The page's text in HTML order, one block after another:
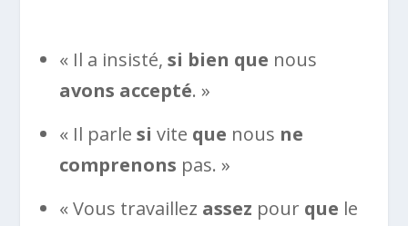
« Il a insisté,si bien que nous
avons accepté. »
« Il parlesi vite que nous ne
comprenons pas. »
« Vous travaillez assez pour que le